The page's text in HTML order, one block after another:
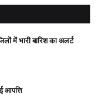
में भारी बारिश का अलर्ट
आपत्ति